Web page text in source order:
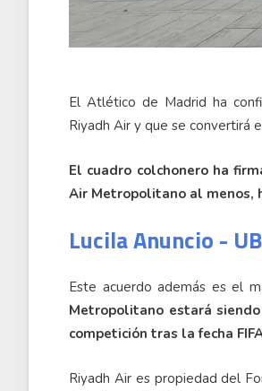
El Atlético de Madrid ha
Riyadh Air y que se convertirá
El cuadro colchonero ha
Air Metropolitano al menos,
Lucila Anuncio -
Este acuerdo además es el
Metropolitano estará
competición tras la fecha
Riyadh Air es propiedad del